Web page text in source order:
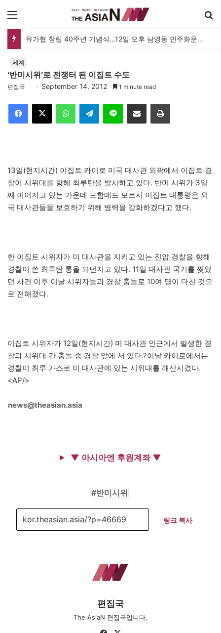
유가협 창립 40주년 기념식…12일 오후 남영동 민주화운동기념관
세계
‘반미시위’로 전쟁터 된 이집트 수도
편집국 September 14, 2012 1 minute read
Telegram 이메일
13일(현지시간) 이집트 카이로 미국 대사관 외곽에서 이집트 경
찰이 시위대를 향해 최루탄을 발사하고 있다. 반미 시위가 3일
째 이어지고 있는 가운데 모함메드 모르시 이집트 대통령은 외
국 대사관들을 보호하기 위해 병력을 강화하겠다고 했다.
한 이집트 시위자가 미 대사관을 지키고 있는 진압 경찰을 향해
경찰이 쏜 최루탄 통을 되던지고 있다. 11일 대사관 국기를 찢었
던 사건 이후 이날 시위자들과 경찰 충돌로 10여 명이 다친 것으
로 전해졌다.
이집트 시위자가 12일(현지시간) 미 대사관 인근에서 발생한 경
찰과 시위대 간 충돌 중 경찰 앞에 서 있다.?이날 카이로에서는
경찰이 최루 가스로 미 대사관에 있는 시위대를 해산시켰다.
<AP/>
news@theasian.asia
▼ 아시아엔 후원계좌 ▼
반미시위
링크 복사
편집국
The AsiaN 편집국입니다.